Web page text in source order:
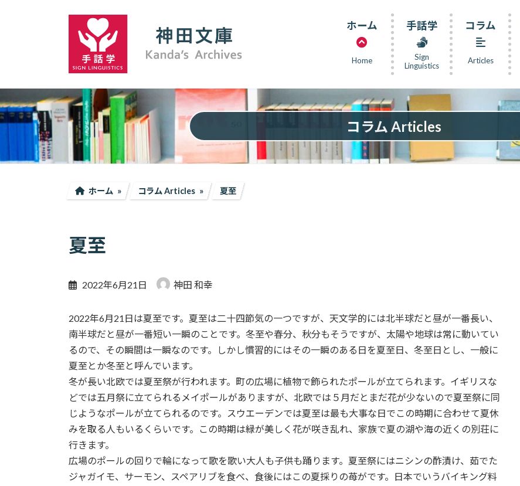
ス
キ
ッ
ン
に
移
ホーム
Home
手話学
Sign
Linguistics
コラム
Articles
コラム Articles
ホーム コラム Articles 夏至
夏至
2022年6月21日 神田 和幸
2022年6月21日は夏至です。夏至は二十四節気の一つですが、天文学的には北半球だと昼が一番長い、
南半球だと昼が一番短い一瞬のことです。冬至や春分、秋分もそうですが、太陽や地球は常に動いてい
るので、その瞬間は一瞬なのです。しかし慣習的にはその一瞬のある日を夏至日、冬至日とし、一般に
夏至とか冬至と呼んでいます。
冬が長い北欧では夏至祭が行われます。町の広場に植物で飾られたポールが立てられます。イギリスな
どでは五月祭に立てられるメイポールがありますが、北欧では５月だとまだ花が少ないので夏至祭に同
じようなポールが立てられるのです。スウエーデンでは夏至は最も大事な日でこの時期に合わせて夏休
みを取る人もいるくらいです。この時期は緑が美しく花が咲き乱れ、家族で夏の湖や海の近くの別荘に
行きます。
広場のポールの回りで輪になって歌を歌い大人も子供も踊ります。夏至祭にはニシンの酢漬け、茹でた
ジャガイモ、サーモン、スペアリブを食べ、食後にはこの夏採りの苺がです。日本でいうバイキング料